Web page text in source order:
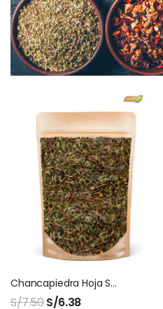
Chancapiedra Hoja Seca
S/7.50S/6.38